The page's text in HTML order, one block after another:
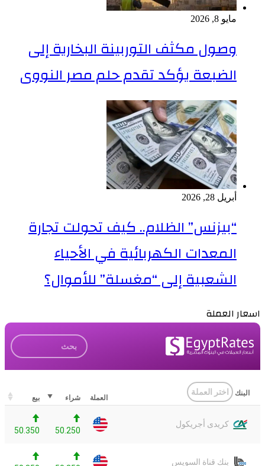
مايو 8, 2026
وصول مكثف التوربينة البخارية إلى
الضبعة يؤكد تقدم حلم مصر النووى
أبريل 28, 2026
“بيزنس” الظلام.. كيف تحولت تجارة
المعدات الكهربائية في الأحياء
الشعبية إلى “مغسلة” للأموال؟
اسعار العملة